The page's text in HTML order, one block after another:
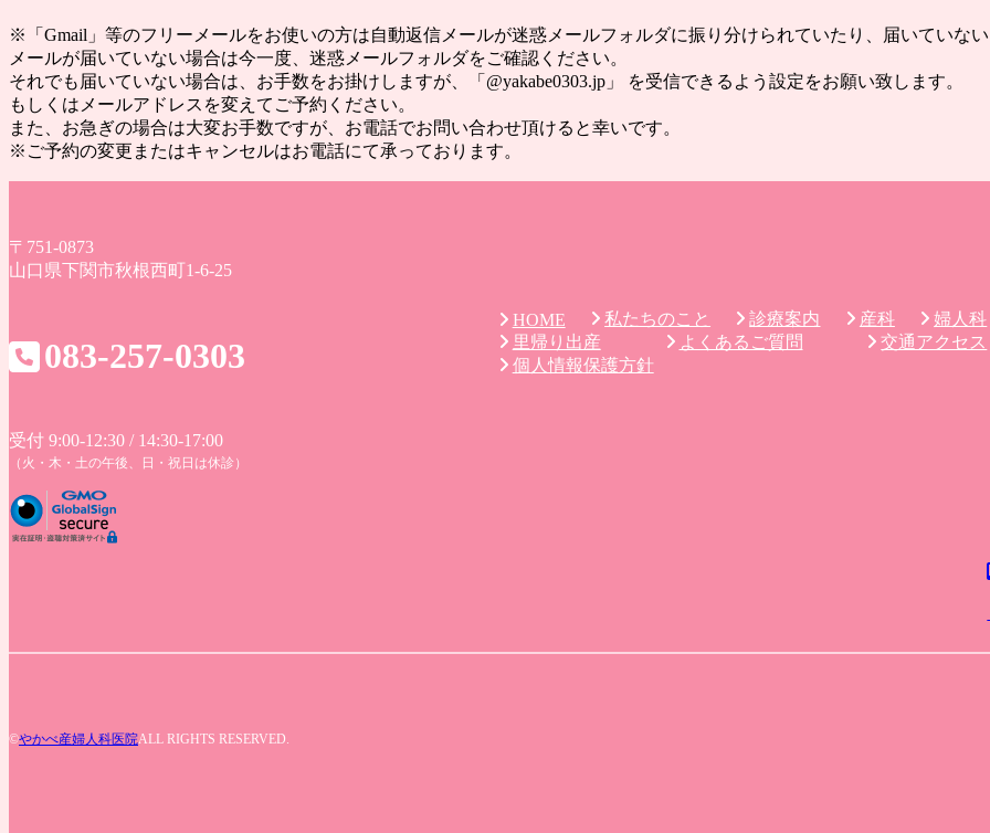
※「Gmail」等のフリーメールをお使いの方は自動返信メールが迷惑メールフォルダに振り分けられていたり、届いていない
メールが届いていない場合は今一度、迷惑メールフォルダをご確認ください。
それでも届いていない場合は、お手数をお掛けしますが、「@yakabe0303.jp」 を受信できるよう設定をお願い致します。
もしくはメールアドレスを変えてご予約ください。
また、お急ぎの場合は大変お手数ですが、お電話でお問い合わせ頂けると幸いです。
※ご予約の変更またはキャンセルはお電話にて承っております。
〒751-0873
山口県下関市秋根西町1-6-25
083-257-0303
受付 9:00-12:30 / 14:30-17:00
（火・木・土の午後、日・祝日は休診）
HOME 私たちのこと 診療案内 産科
婦人科
里帰り出産
よくあるご質問
交通アクセス
個人情報保護方針
©やかべ産婦人科医院ALL RIGHTS RESERVED.